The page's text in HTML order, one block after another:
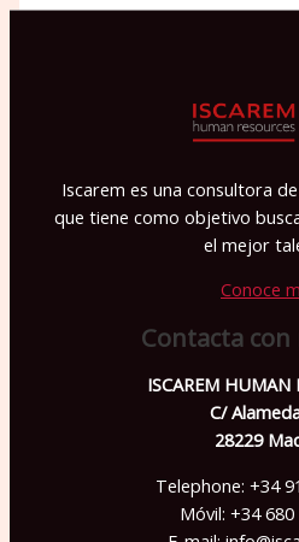
Iscarem es una consultora
que tiene como objetivo
el mejor
Conoce
Contacta
ISCAREM HUMAN
C/
28229
Telephone: +34
Móvil: +34